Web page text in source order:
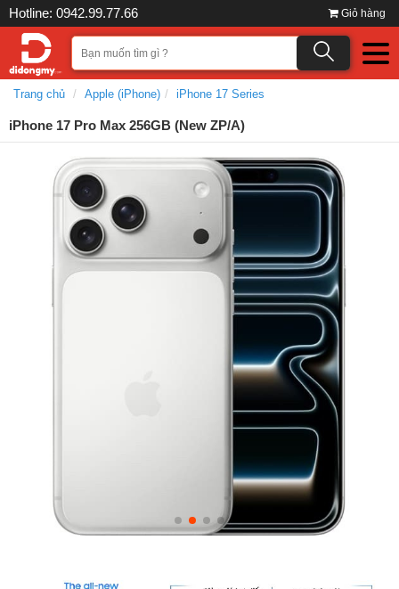
Hotline: 0942.99.77.66 Giỏ hàng
Trang chủ Apple (iPhone) iPhone 17 Series
iPhone 17 Pro Max 256GB (New ZP/A)